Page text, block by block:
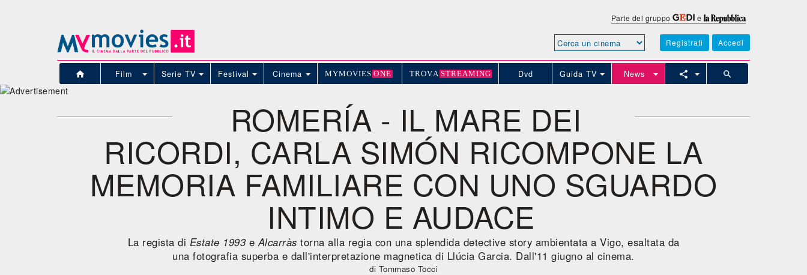
Parte del gruppo e
Registrati Accedi
Film Serie TV Festival Cinema MYMOVIES ONE TROVA STREAMING Dvd Guida TV News
ROMERÍA - IL MARE DEI
RICORDI, CARLA SIMÓN RICOMPONE LA
MEMORIA FAMILIARE CON UNO SGUARDO
INTIMO E AUDACE
La regista di Estate 1993e Alcarràs torna alla regia con una splendida detective story ambientata a Vigo, esaltata da
una fotografia superba e dall'interpretazione magnetica di Llúcia Garcia. Dall'11 giugno al cinema.
di Tommaso Tocci